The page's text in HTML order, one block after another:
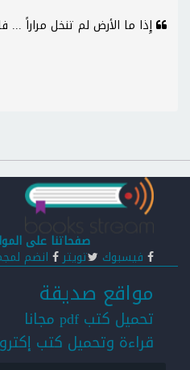
إِذا ما الأرض لم تنخل مراراً ...
صفحاتنا على
فيسبوك تويتر انضم
مواقع صديقة
تحميل كتب pdf مجانا
قراءة وتحميل كتب